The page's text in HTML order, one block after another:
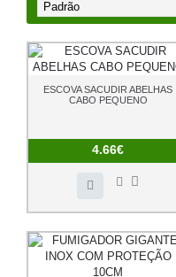
ESCOVA SACUDIR ABELHAS
CABO PEQUENO
4.66€